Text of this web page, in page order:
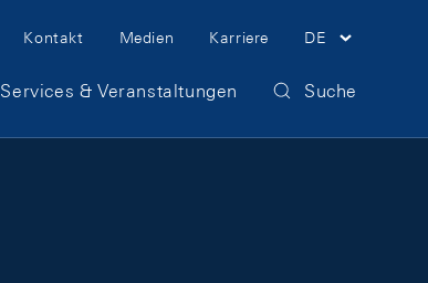
Meta Navigation
Kontakt Medien Karriere DE
Services & Veranstaltungen Suche